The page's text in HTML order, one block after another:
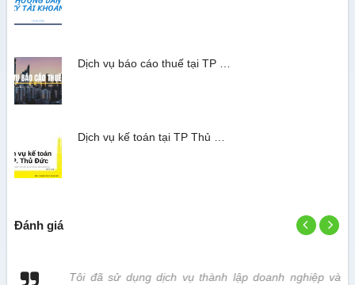
Dịch vụ báo cáo thuế tại TP …
Dịch vụ kế toán tại TP Thủ …
Đánh giá
Tôi đã sử dụng dịch vụ thành lập doanh nghiệp và